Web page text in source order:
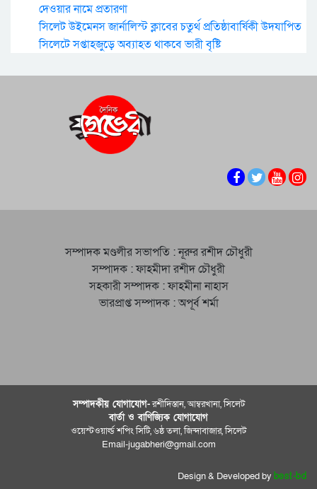
দেওয়ার নামে প্রতারণা
সিলেট উইমেনস জার্নালিস্ট ক্লাবের চতুর্থ প্রতিষ্ঠাবার্ষিকী উদযাপিত
সিলেটে সপ্তাহজুড়ে অব্যাহত থাকবে ভারী বৃষ্টি
সম্পাদক মণ্ডলীর সভাপতি : নূরুর রশীদ চৌধুরী
সম্পাদক : ফাহমীদা রশীদ চৌধুরী
সহকারী সম্পাদক : ফাহমীনা নাহাস
ভারপ্রাপ্ত সম্পাদক : অপূর্ব শর্মা
সম্পাদকীয় যােগাযোগ-রশীদিস্তান, আম্বরখানা, সিলেট
বার্তা ও বাণিজ্যিক যোগাযােগ
ওয়েস্টওয়ার্ল্ড শপিং সিটি, ৬ষ্ঠ তলা, জিন্দাবাজার, সিলেট
Email-jugabheri@gmail.com
Design & Developed by best-bd